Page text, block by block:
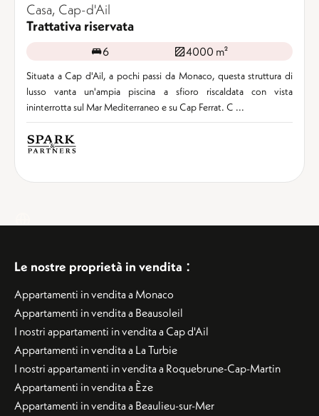
Casa, Cap-d'Ail
Trattativa riservata
6 4000 m²
Situata a Cap d'Ail, a pochi passi da Monaco, questa struttura di
lusso vanta un'ampia piscina a sfioro riscaldata con vista
ininterrotta sul Mar Mediterraneo e su Cap Ferrat. C ...
Le nostre proprietà in vendita :
Appartamenti in vendita a Monaco
Appartamenti in vendita a Beausoleil
I nostri appartamenti in vendita a Cap d'Ail
Appartamenti in vendita a La Turbie
I nostri appartamenti in vendita a Roquebrune-Cap-Martin
Appartamenti in vendita a Èze
Appartamenti in vendita a Beaulieu-sur-Mer